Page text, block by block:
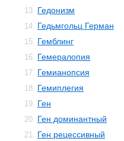
13. Гедонизм
14. Гедьмгольц Герман
15. Гемблинг
16. Гемералопия
17. Гемианопсия
18. Гемиплегия
19. Ген
20. Ген доминантный
21. Ген рецессивный